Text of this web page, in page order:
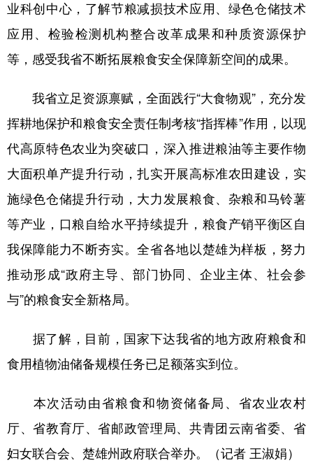
业科创中心，了解节粮减损技术应用、绿色仓储技术
应用、检验检测机构整合改革成果和种质资源保护
等，感受我省不断拓展粮食安全保障新空间的成果。
我省立足资源禀赋，全面践行“大食物观”，充分发
挥耕地保护和粮食安全责任制考核“指挥棒”作用，以现
代高原特色农业为突破口，深入推进粮油等主要作物
大面积单产提升行动，扎实开展高标准农田建设，实
施绿色仓储提升行动，大力发展粮食、杂粮和马铃薯
等产业，口粮自给水平持续提升，粮食产销平衡区自
我保障能力不断夯实。全省各地以楚雄为样板，努力
推动形成“政府主导、部门协同、企业主体、社会参
与”的粮食安全新格局。
据了解，目前，国家下达我省的地方政府粮食和
食用植物油储备规模任务已足额落实到位。
本次活动由省粮食和物资储备局、省农业农村
厅、省教育厅、省邮政管理局、共青团云南省委、省
妇女联合会、楚雄州政府联合举办。（记者 王淑娟）